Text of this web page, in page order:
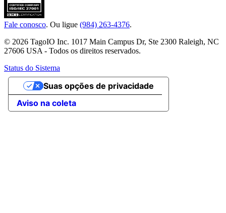
Fale conosco. Ou ligue (984) 263-4376.
© 2026 TagoIO Inc. 1017 Main Campus Dr, Ste 2300 Raleigh, NC
27606 USA - Todos os direitos reservados.
Status do Sistema
Aviso na coleta
Suas opções de privacidade